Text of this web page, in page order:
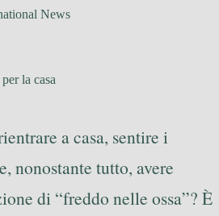
News
la casa
a casa, sentire i
nonostante tutto, avere
di “freddo nelle ossa”? È